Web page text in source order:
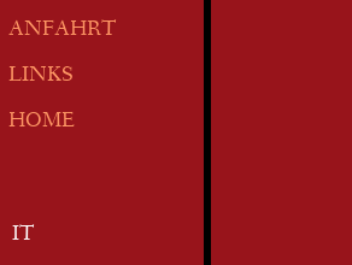
ANFAHRT
LINKS
HOME
IT